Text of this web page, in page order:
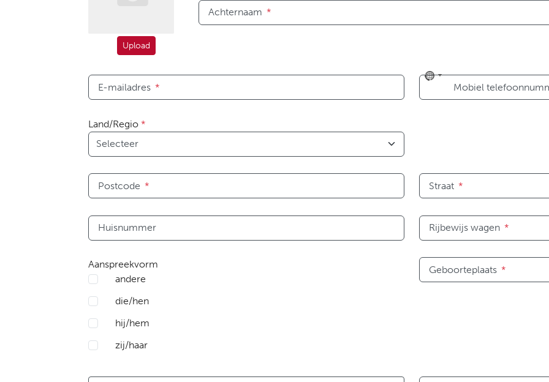
Upload
Achternaam *
E-mailadres *
No
countryMobiel
Land/Regio *
Postcode * Straat *
Huisnummer Rijbewijs wagen *
Aanspreekvorm
andere
die/hen
hij/hem
zij/haar
Geboorteplaats *